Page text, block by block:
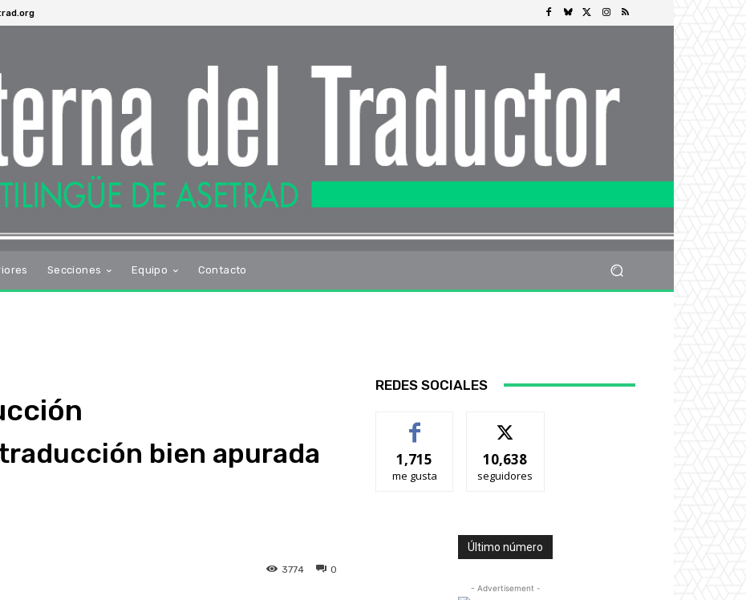
Secciones Equipo Contacto
bien apurada
0
3774
REDES SOCIALES
1,715
me gusta
10,638
seguidores
Último número
- Advertisement -